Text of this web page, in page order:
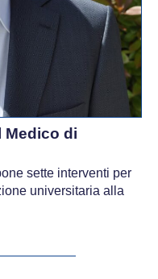
Medico di
sette interventi per
universitaria alla